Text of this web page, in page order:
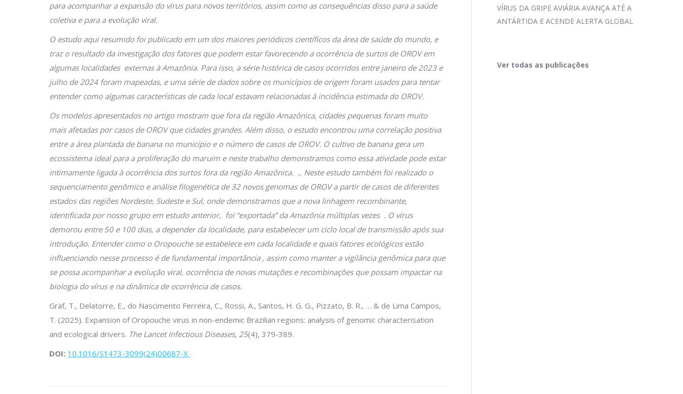
para acompanhar a expansão do vírus para novos territórios, assim como as consequências disso para a saúde
coletiva e para a evolução viral.
O estudo aqui resumido foi publicado em um dos maiores periódicos científicos da área de saúde do mundo, e
traz o resultado da investigação dos fatores que podem estar favorecendo a ocorrência de surtos de OROV em
algumas localidades externas à Amazônia. Para isso, a série histórica de casos ocorridos entre janeiro de 2023 e
julho de 2024 foram mapeadas, e uma série de dados sobre os municípios de origem foram usados para tentar
entender como algumas características de cada local estavam relacionadas à incidência estimada do OROV.
Os modelos apresentados no artigo mostram que fora da região Amazônica, cidades pequenas foram muito
mais afetadas por casos de OROV que cidades grandes. Além disso, o estudo encontrou uma correlação positiva
entre a área plantada de banana no município e o número de casos de OROV. O cultivo de banana gera um
ecossistema ideal para a proliferação do maruim e neste trabalho demonstramos como essa atividade pode estar
intimamente ligada à ocorrência dos surtos fora da região Amazônica. ,. Neste estudo também foi realizado o
sequenciamento genômico e análise filogenética de 32 novos genomas de OROV a partir de casos de diferentes
estados das regiões Nordeste, Sudeste e Sul, onde demonstramos que a nova linhagem recombinante,
identificada por nosso grupo em estudo anterior, foi “exportada” da Amazônia múltiplas vezes . O vírus
demorou entre 50 e 100 dias, a depender da localidade, para estabelecer um ciclo local de transmissão após sua
introdução. Entender como o Oropouche se estabelece em cada localidade e quais fatores ecológicos estão
influenciando nesse processo é de fundamental importância , assim como manter a vigilância genômica para que
se possa acompanhar a evolução viral, ocorrência de novas mutações e recombinações que possam impactar na
biologia do vírus e na dinâmica de ocorrência de casos.
Gräf, T., Delatorre, E., do Nascimento Ferreira, C., Rossi, A., Santos, H. G. G., Pizzato, B. R., … & de Lima Campos,
T. (2025). Expansion of Oropouche virus in non-endemic Brazilian regions: analysis of genomic characterisation
and ecological drivers. The Lancet Infectious Diseases, 25(4), 379-389.
DOI: 10.1016/S1473-3099(24)00687-X
VÍRUS DA GRIPE AVIÁRIA AVANÇA ATÉ A
ANTÁRTIDA E ACENDE ALERTA GLOBAL
Ver todas as publicações